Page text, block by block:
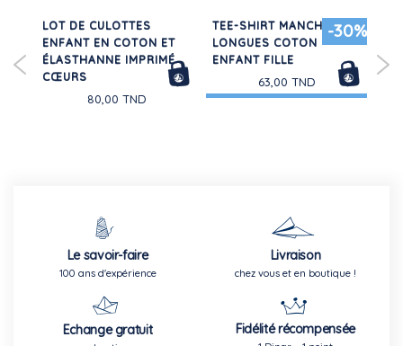
LOT DE CULOTTES
ENFANT EN COTON ET
ÉLASTHANNE IMPRIMÉ
CŒURS
80,00 TND
-30%
TEE-SHIRT MANCHES
LONGUES COTON
ENFANT FILLE
63,00 TND
Le savoir-faire
100 ans d'expérience
Livraison
chez vous et en boutique !
Echange gratuit Fidélité récompensée